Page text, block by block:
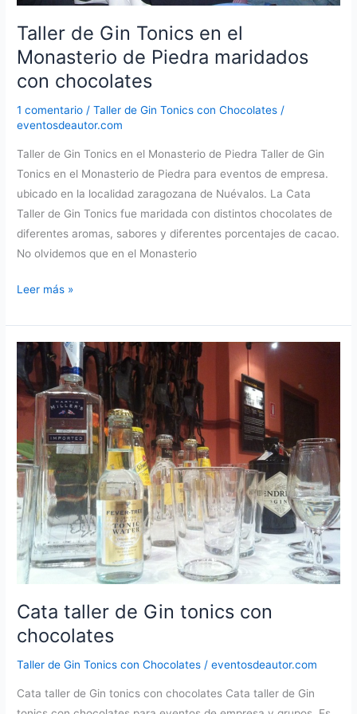
Taller de Gin Tonics en el
Monasterio de Piedra maridados
con chocolates
1 comentario /Taller de Gin Tonics con Chocolates /
eventosdeautor.com
Taller de Gin Tonics en el Monasterio de Piedra Taller de Gin
Tonics en el Monasterio de Piedra para eventos de empresa.
ubicado en la localidad zaragozana de Nuévalos. La Cata
Taller de Gin Tonics fue maridada con distintos chocolates de
diferentes aromas, sabores y diferentes porcentajes de cacao.
No olvidemos que en el Monasterio
Taller
Gin
Tonics
en
Monasterio
de
Piedra
maridados
con
chocolates
Leer más »
Cata taller de Gin tonics con
chocolates
Taller de Gin Tonics con Chocolates /eventosdeautor.com
Cata taller de Gin tonics con chocolates Cata taller de Gin